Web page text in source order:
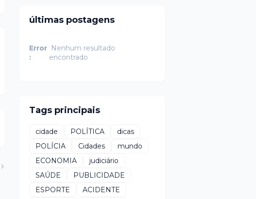
últimas postagens
Error
:
Nenhum resultado
encontrado
Tags principais
cidade POLÍTICA
dicas
POLÍCIA
Cidades
mundo
ECONOMIA
judiciário
SAÚDE
PUBLICIDADE
ESPORTE
ACIDENTE